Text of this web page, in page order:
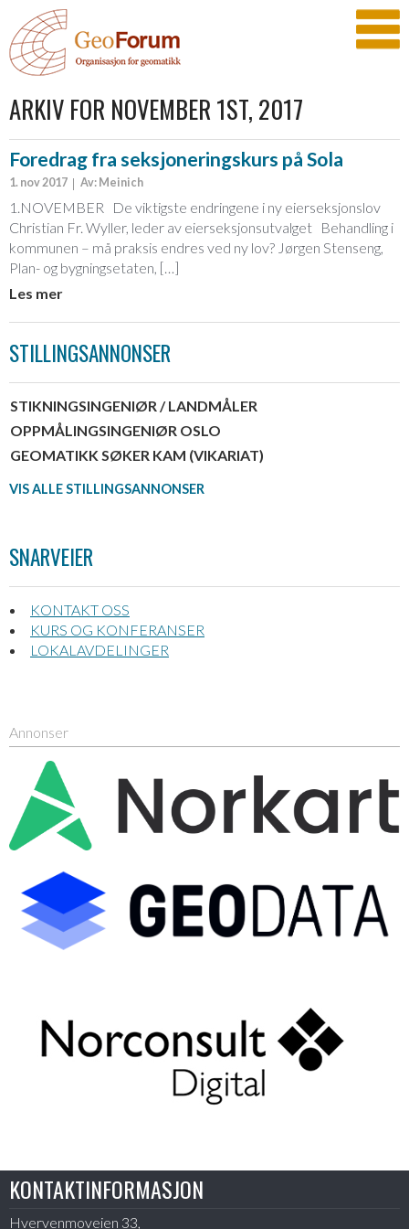
ARKIV FOR NOVEMBER 1ST, 2017
Foredrag fra seksjoneringskurs på Sola
1. nov 2017 Av: Meinich
1.NOVEMBER De viktigste endringene i ny eierseksjonslov
Christian Fr. Wyller, leder av eierseksjonsutvalget Behandling i
kommunen – må praksis endres ved ny lov? Jørgen Stenseng,
Plan- og bygningsetaten, […]
Les mer
STILLINGSANNONSER
STIKNINGSINGENIØR / LANDMÅLER
OPPMÅLINGSINGENIØR OSLO
GEOMATIKK SØKER KAM (VIKARIAT)
VIS ALLE STILLINGSANNONSER
SNARVEIER
KONTAKT OSS
KURS OG KONFERANSER
LOKALAVDELINGER
Annonser
KONTAKTINFORMASJON
Hvervenmoveien 33,